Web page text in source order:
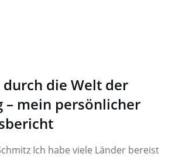
durch die Welt der
– mein persönlicher
Ich habe viele Länder bereist